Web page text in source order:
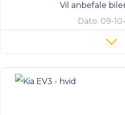
Vil anbefale
Dato: 09-